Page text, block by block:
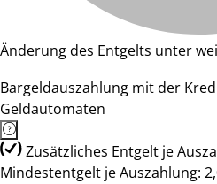
Änderung des Entgelts unter
Bargeldauszahlung mit der
Geldautomaten
Zusätzliches Entgelt je
Mindestentgelt je Auszahlung: